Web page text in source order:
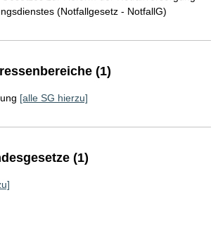
(Notfallgesetz - NotfallG)
(1)
[alle SG hierzu]
(1)